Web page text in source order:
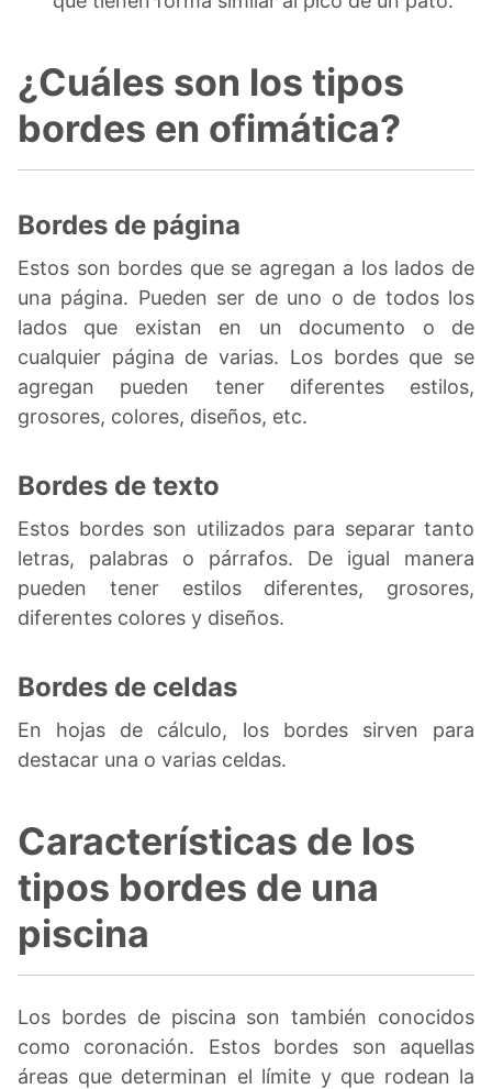
¿Cuáles son los tipos
bordes en ofimática?
Bordes de página
Estos son bordes que se agregan a los lados de
una página. Pueden ser de uno o de todos los
lados que existan en un documento o de
cualquier página de varias. Los bordes que se
agregan pueden tener diferentes estilos,
grosores, colores, diseños, etc.
Bordes de texto
Estos bordes son utilizados para separar tanto
letras, palabras o párrafos. De igual manera
pueden tener estilos diferentes, grosores,
diferentes colores y diseños.
Bordes de celdas
En hojas de cálculo, los bordes sirven para
destacar una o varias celdas.
Características de los
tipos bordes de una
piscina
Los bordes de piscina son también conocidos
como coronación. Estos bordes son aquellas
áreas que determinan el límite y que rodean la